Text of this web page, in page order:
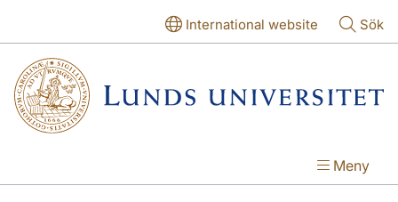
International website Sök
Meny